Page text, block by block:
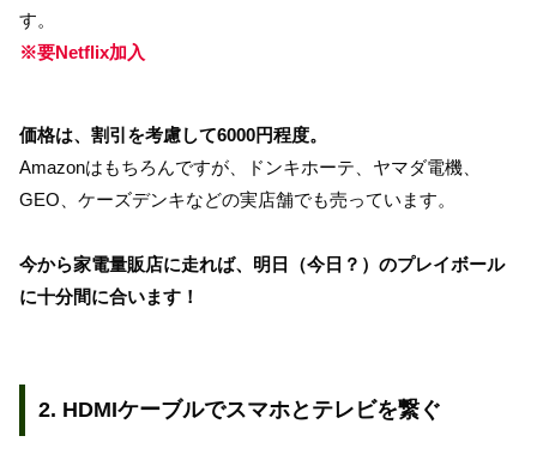
す。
※要Netflix加入
価格は、割引を考慮して6000円程度。
Amazonはもちろんですが、ドンキホーテ、ヤマダ電機、
GEO、ケーズデンキなどの実店舗でも売っています。
今から家電量販店に走れば、明日（今日？）のプレイボール
に十分間に合います！
2. HDMIケーブルでスマホとテレビを繋ぐ